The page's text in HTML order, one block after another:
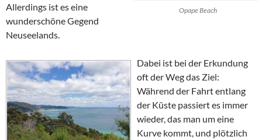
Opape Beach
Allerdings ist es eine
wunderschöne Gegend
Neuseelands.
Dabei ist bei der Erkundung
oft der Weg das Ziel:
Während der Fahrt entlang
der Küste passiert es immer
wieder, das man um eine
Kurve kommt, und plötzlich